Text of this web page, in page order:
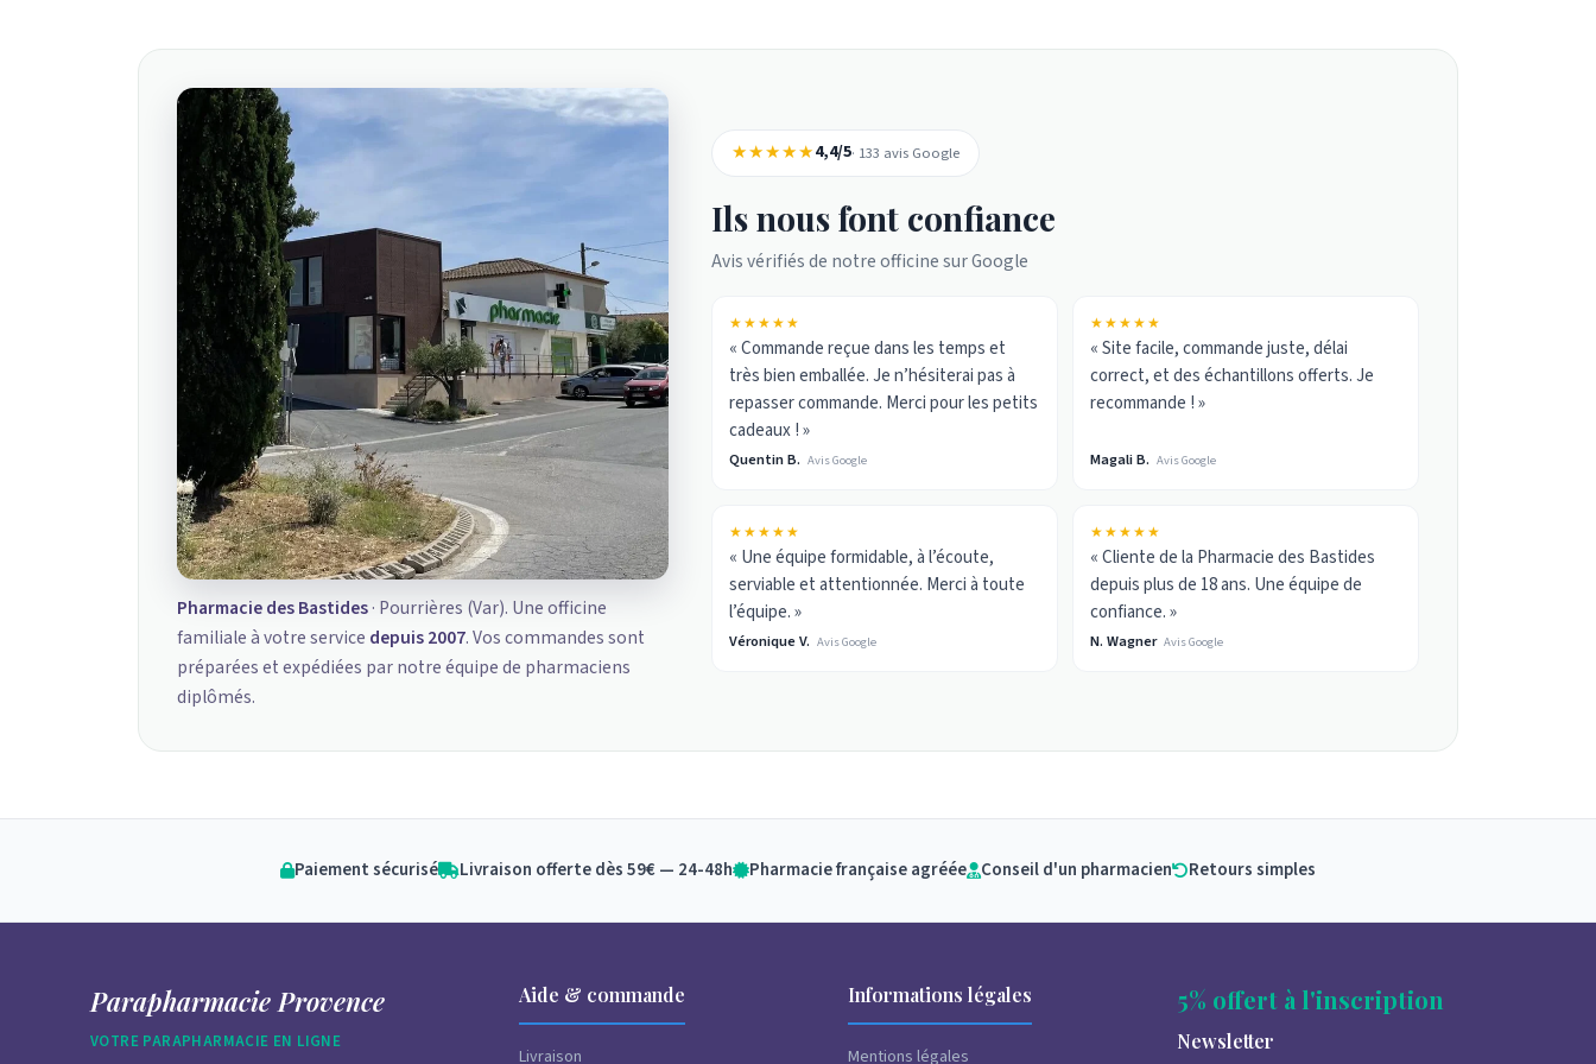
Pharmacie des Bastides· Pourrières (Var). Une officine
familiale à votre service depuis 2007. Vos commandes sont
préparées et expédiées par notre équipe de pharmaciens
diplômés.
★★★★★4,4/5· 133 avis Google
Ils nous font confiance
Avis vérifiés de notre officine sur Google
★★★★★
« Commande reçue dans les temps et
très bien emballée. Je n’hésiterai pas à
repasser commande. Merci pour les petits
cadeaux ! »
Quentin B. Avis Google
★★★★★
« Site facile, commande juste, délai
correct, et des échantillons offerts. Je
recommande ! »
Magali B. Avis Google
★★★★★
« Une équipe formidable, à l’écoute,
serviable et attentionnée. Merci à toute
l’équipe. »
Véronique V. Avis Google
★★★★★
« Cliente de la Pharmacie des Bastides
depuis plus de 18 ans. Une équipe de
confiance. »
N. Wagner Avis Google
Paiement sécurisé Livraison offerte dès 59€ — 24-48h Pharmacie française agréée Conseil d'un pharmacien Retours simples
Parapharmacie Provence
VOTRE PARAPHARMACIE EN LIGNE
Aide & commande
Livraison
Informations légales
Mentions légales
5% offert à l'inscription
Newsletter